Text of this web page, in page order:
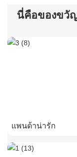
นี่คือของขวั
แพนด้าน่ารัก